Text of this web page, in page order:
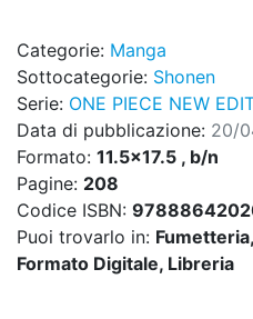
Categorie: Manga
Sottocategorie: Shonen
Serie: ONE PIECE NEW
Data di pubblicazione: 20/
Formato: 11.5x17.5 , b/n
Pagine: 208
Codice ISBN:
Puoi trovarlo in:
Formato Digitale, Libreria